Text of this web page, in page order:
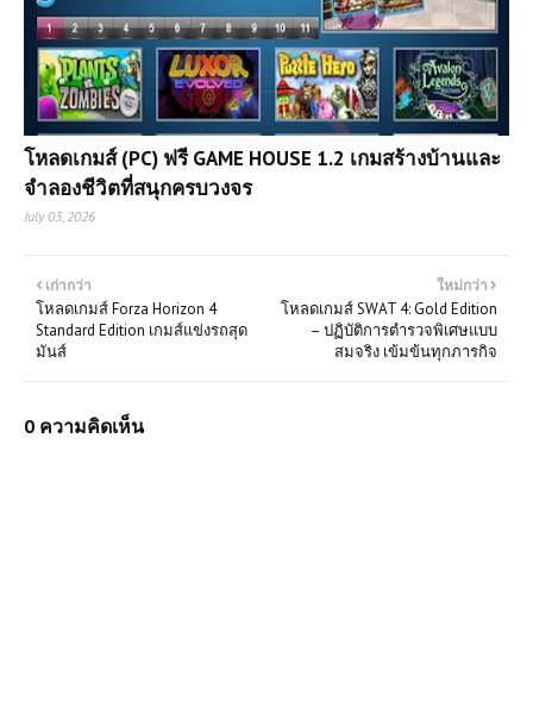
โหลดเกมส์ (PC) ฟรี GAME HOUSE 1.2 เกมสร้างบ้านและ
จำลองชีวิตที่สนุกครบวงจร
July 03, 2026
ใหม่กว่า
โหลดเกมส์ SWAT 4: Gold Edition
– ปฏิบัติการตำรวจพิเศษแบบ
สมจริง เข้มข้นทุกภารกิจ
เก่ากว่า
โหลดเกมส์ Forza Horizon 4
Standard Edition เกมส์แข่งรถสุด
มันส์
0 ความคิดเห็น